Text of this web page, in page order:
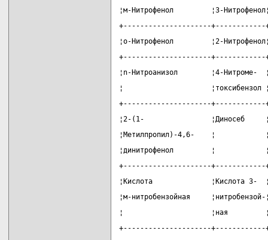
¦м-Нитрофенол         ¦3-
+---------------------+------------
¦о-Нитрофенол         ¦2-
+---------------------+------------
¦n-Нитроанизол        ¦4-
¦
+---------------------+------------
¦2-(1-                ¦Диносеб
¦Метилпропил)-4,6-    ¦
¦динитрофенол         ¦
+---------------------+------------
¦Кислота              ¦Кислота
¦м-нитробензойная
¦                     ¦ная
+---------------------+------------